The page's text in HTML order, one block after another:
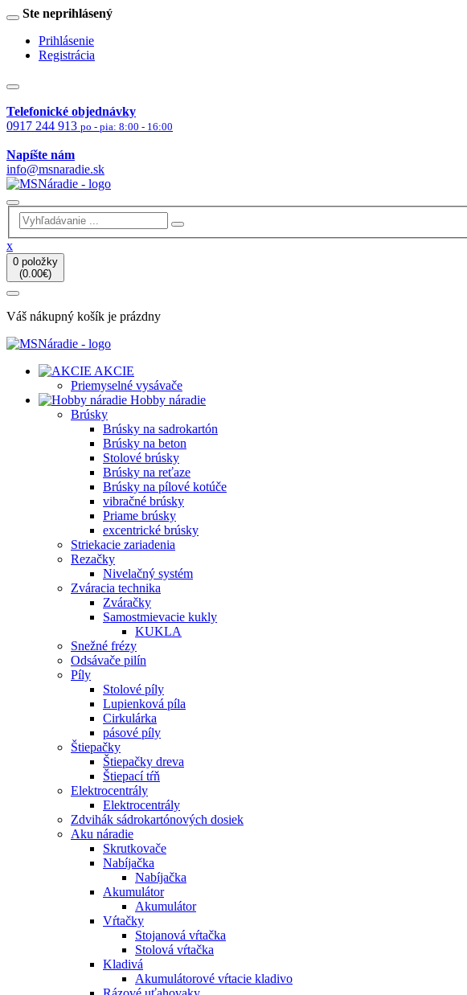
Ste neprihlásený
Prihlásenie
Registrácia
Telefonické objednávky
0917 244 913 po - pia: 8:00 - 16:00
Napíšte nám
info@msnaradie.sk
x
0 položky
(0.00€)
Váš nákupný košík je prázdny
AKCIE
Priemyselné vysávače
Hobby náradie
Brúsky
Brúsky na sadrokartón
Brúsky na beton
Stolové brúsky
Brúsky na reťaze
Brúsky na pílové kotúče
vibračné brúsky
Priame brúsky
excentrické brúsky
Striekacie zariadenia
Rezačky
Nivelačný systém
Zváracia technika
Zváračky
Samostmievacie kukly
KUKLA
Snežné frézy
Odsávače pilín
Píly
Stolové píly
Lupienková píla
Cirkulárka
pásové píly
Štiepačky
Štiepačky dreva
Štiepací tŕň
Elektrocentrály
Elektrocentrály
Zdvihák sádrokartónových dosiek
Aku náradie
Skrutkovače
Nabíjačka
Nabíjačka
Akumulátor
Akumulátor
Vŕtačky
Stojanová vŕtačka
Stolová vŕtačka
Kladivá
Akumulátorové vŕtacie kladivo